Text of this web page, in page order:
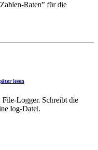
Raten” für die
lesen
File-Logger. Schreibt die
log-Datei.